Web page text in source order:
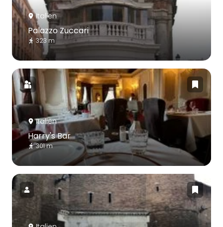
Italien
Palazzo Zuccari
323 m
Italien
Harry's Bar
301 m